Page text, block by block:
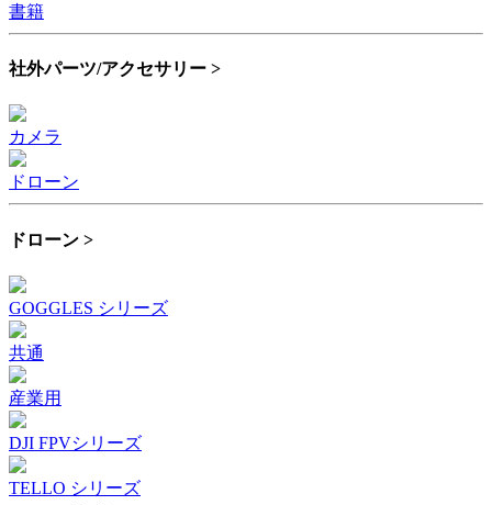
書籍
社外パーツ/アクセサリー >
カメラ
ドローン
ドローン >
GOGGLES シリーズ
共通
産業用
DJI FPVシリーズ
TELLO シリーズ